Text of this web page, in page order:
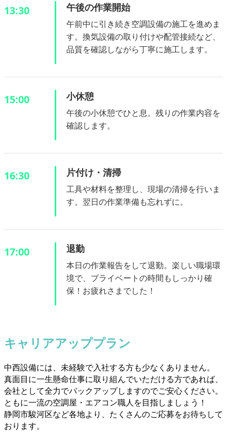
13:30 午後の作業開始
午前中に引き続き空調設備の施工を進めま
す。換気設備の取り付けや配管接続など、
品質を確認しながら丁寧に施工します。
15:00 小休憩
午後の小休憩でひと息。残りの作業内容を
確認します。
16:30 片付け・清掃
工具や材料を整理し、現場の清掃を行いま
す。翌日の作業準備も忘れずに。
17:00 退勤
本日の作業報告をして退勤。楽しい職場環
境で、プライベートの時間もしっかり確
保！お疲れさまでした！
キャリアアッププラン
中西設備には、未経験で入社する方も少なくありません。
真面目に一生懸命仕事に取り組んでいただける方であれば、
会社として全力でバックアップしますのでご安心ください。
ともに一流の空調屋・エアコン職人を目指しましょう！
静岡市駿河区など各地より、たくさんのご応募をお待ちして
おります。